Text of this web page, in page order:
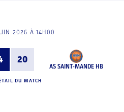
2026 À 14H00
20
AS SAINT-MANDE HB
DU MATCH